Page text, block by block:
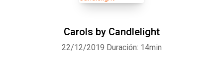
Carols by Candlelight
22/12/2019 Duración: 14min